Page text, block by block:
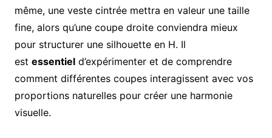
même, une veste cintrée mettra en valeur une taille
fine, alors qu’une coupe droite conviendra mieux
pour structurer une silhouette en H. Il
est essentield’expérimenter et de comprendre
comment différentes coupes interagissent avec vos
proportions naturelles pour créer une harmonie
visuelle.